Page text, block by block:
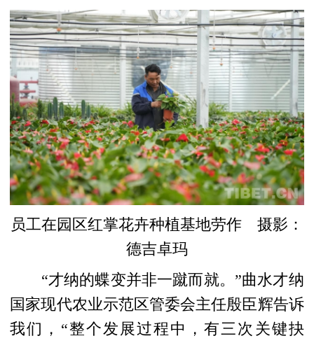
员工在园区红掌花卉种植基地劳作 摄影：
德吉卓玛
“才纳的蝶变并非一蹴而就。”曲水才纳
国家现代农业示范区管委会主任殷臣辉告诉
我们，“整个发展过程中，有三次关键抉